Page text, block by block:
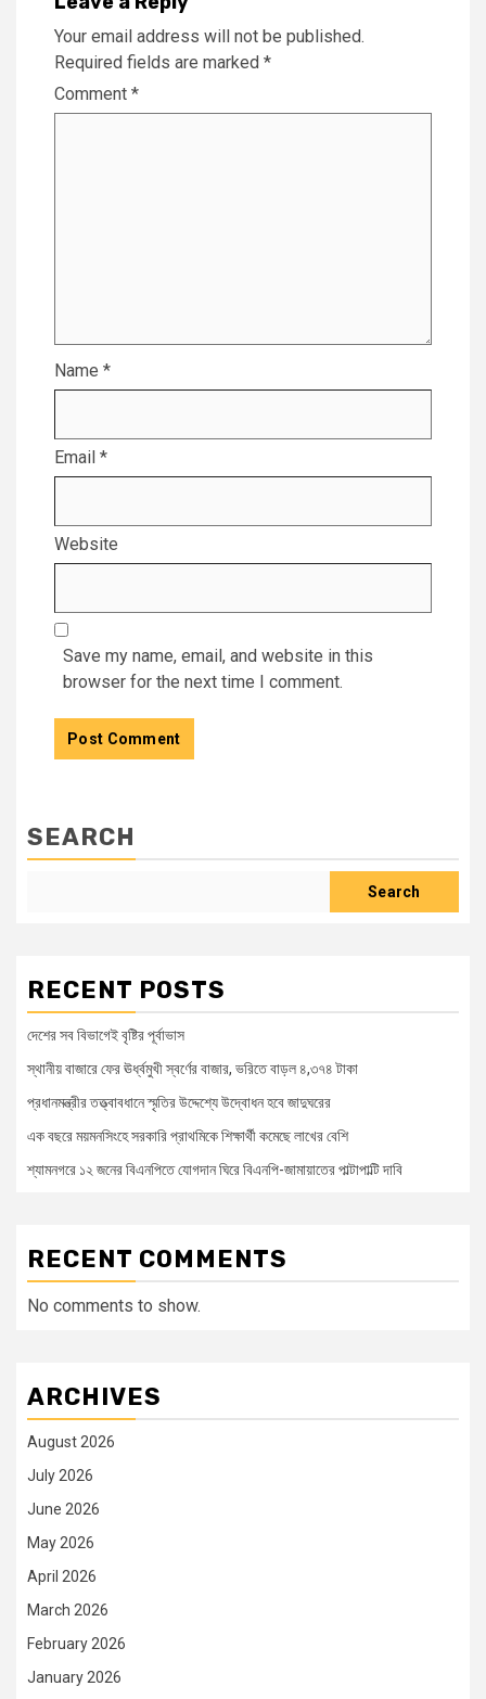
Your email address will not be published.
Required fields are marked *
Comment *
Name *
Email *
Website
Save my name, email, and website in this
browser for the next time I comment.
SEARCH
Search
RECENT POSTS
দেশের সব বিভাগেই বৃষ্টির পূর্বাভাস
স্থানীয় বাজারে ফের ঊর্ধ্বমুখী স্বর্ণের বাজার, ভরিতে বাড়ল ৪,৩৭৪ টাকা
প্রধানমন্ত্রীর তত্ত্বাবধানে স্মৃতির উদ্দেশ্যে উদ্বোধন হবে জাদুঘরের
এক বছরে ময়মনসিংহে সরকারি প্রাথমিকে শিক্ষার্থী কমেছে লাখের বেশি
শ্যামনগরে ১২ জনের বিএনপিতে যোগদান ঘিরে বিএনপি-জামায়াতের পাল্টাপাল্টি দাবি
RECENT COMMENTS
No comments to show.
ARCHIVES
August 2026
July 2026
June 2026
May 2026
April 2026
March 2026
February 2026
January 2026